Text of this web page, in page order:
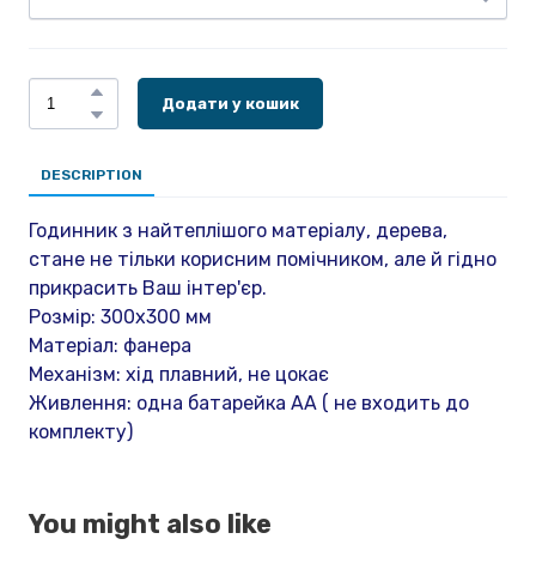
Додати у кошик
DESCRIPTION
Годинник з найтеплішого матеріалу, дерева,
стане не тільки корисним помічником, але й гідно
прикрасить Ваш інтер'єр.
Розмір: 300х300 мм
Матеріал: фанера
Механізм: хід плавний, не цокає
Живлення: одна батарейка АА ( не входить до
комплекту)
You might also like